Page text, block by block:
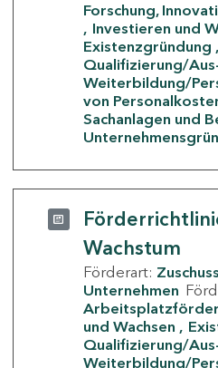
Forschung,
Investieren und
Existenzgründung
Qualifizierung/
Weiterbildung/
von
Sachanlagen und
Wachstum
Förderart: Zuschuss
Unternehmen
und Wachsen
Qualifizierung/
Weiterbildung/